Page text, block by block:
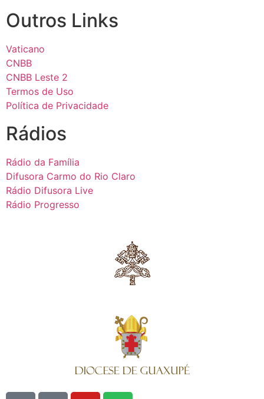
Outros Links
Vaticano
CNBB
CNBB Leste 2
Termos de Uso
Política de Privacidade
Rádios
Rádio da Família
Difusora Carmo do Rio Claro
Rádio Difusora Live
Rádio Progresso